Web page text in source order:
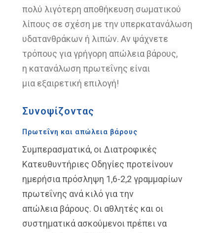
πολύ λιγότερη αποθήκευση σωματικού
λίπους σε σχέση με την υπερκατανάλωση
υδατανθράκων ή λιπών. Αν ψάχνετε
τρόπους για γρήγορη απώλεια βάρους,
η κατανάλωση πρωτεΐνης είναι
μια εξαιρετική επιλογή!
Συνοψίζοντας
Πρωτεΐνη και απώλεια βάρους
Συμπερασματικά, οι Διατροφικές
Κατευθυντήριες Οδηγίες προτείνουν
ημερήσια πρόσληψη 1,6-2,2 γραμμαρίων
πρωτεΐνης ανά κιλόγια την
απώλεια βάρους. Οι αθλητές και οι
συστηματικά ασκούμενοιπρέπει να